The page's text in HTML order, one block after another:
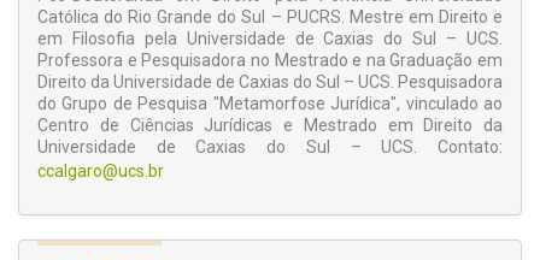
Católica do Rio Grande do Sul – PUCRS. Mestre em Direito e
em Filosofia pela Universidade de Caxias do Sul – UCS.
Professora e Pesquisadora no Mestrado e na Graduação em
Direito da Universidade de Caxias do Sul – UCS. Pesquisadora
do Grupo de Pesquisa "Metamorfose Jurídica", vinculado ao
Centro de Ciências Jurídicas e Mestrado em Direito da
Universidade de Caxias do Sul – UCS. Contato:
ccalgaro@ucs.br